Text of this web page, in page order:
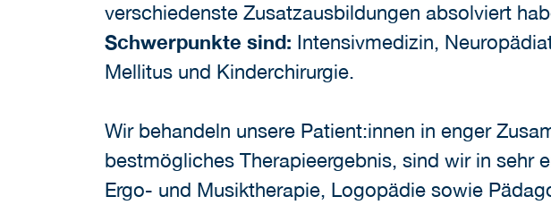
verschiedenste Zusatzausbildungen absolviert
Schwerpunkte sind: Intensivmedizin,
Mellitus und Kinderchirurgie.
Wir behandeln unsere Patient:innen in enger
bestmögliches Therapieergebnis, sind wir in sehr
Ergo- und Musiktherapie, Logopädie sowie